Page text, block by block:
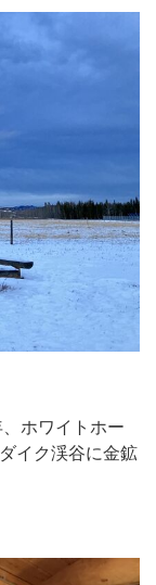
ホワイトホー
イク渓谷に金鉱